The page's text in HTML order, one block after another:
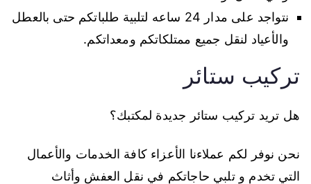
نتواجد على مدار 24 ساعه لتلبية طلباتكم حتى بالعطل
والأعياد لنقل جميع ممتلكاتكم ومعداتكم.
تركيب ستائر
هل تريد تركيب ستائر جديدة لمكتبك؟
نحن نوفر لكم عملاءنا الأعزاء كافة الخدمات والأعمال
التي تخدم و تلبي حاجاتكم في نقل العفش وأثاث